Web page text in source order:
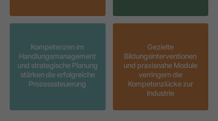
Kompetenzen im
Handlungsmanagement
und strategische Planung
stärken die erfolgreiche
Prozesssteuerung
Gezielte
Bildungsinterventionen
und praxisnahe Module
verringern die
Kompetenzlücke zur
Industrie